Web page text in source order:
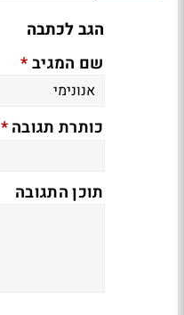
הגב לכתבה
שם המגיב*
כותרת תגובה*
תוכן התגובה